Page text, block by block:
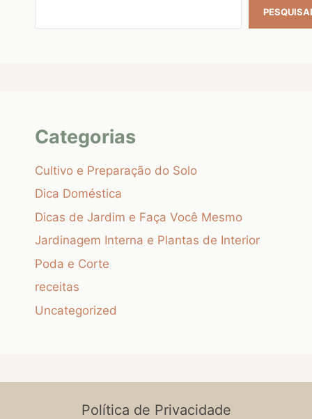
Categorias
Cultivo e Preparação do Solo
Dica Doméstica
Dicas de Jardim e Faça Você Mesmo
Jardinagem Interna e Plantas de Interior
Poda e Corte
receitas
Uncategorized
Política de Privacidade